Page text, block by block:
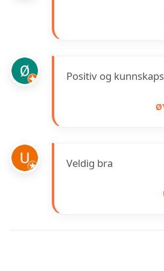
Positiv og
Veldig bra